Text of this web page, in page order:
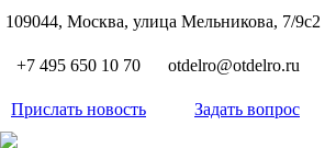
109044, Москва, улица Мельникова, 7/9с2
+7 495 650 10 70 otdelro@otdelro.ru
Прислать новость Задать вопрос